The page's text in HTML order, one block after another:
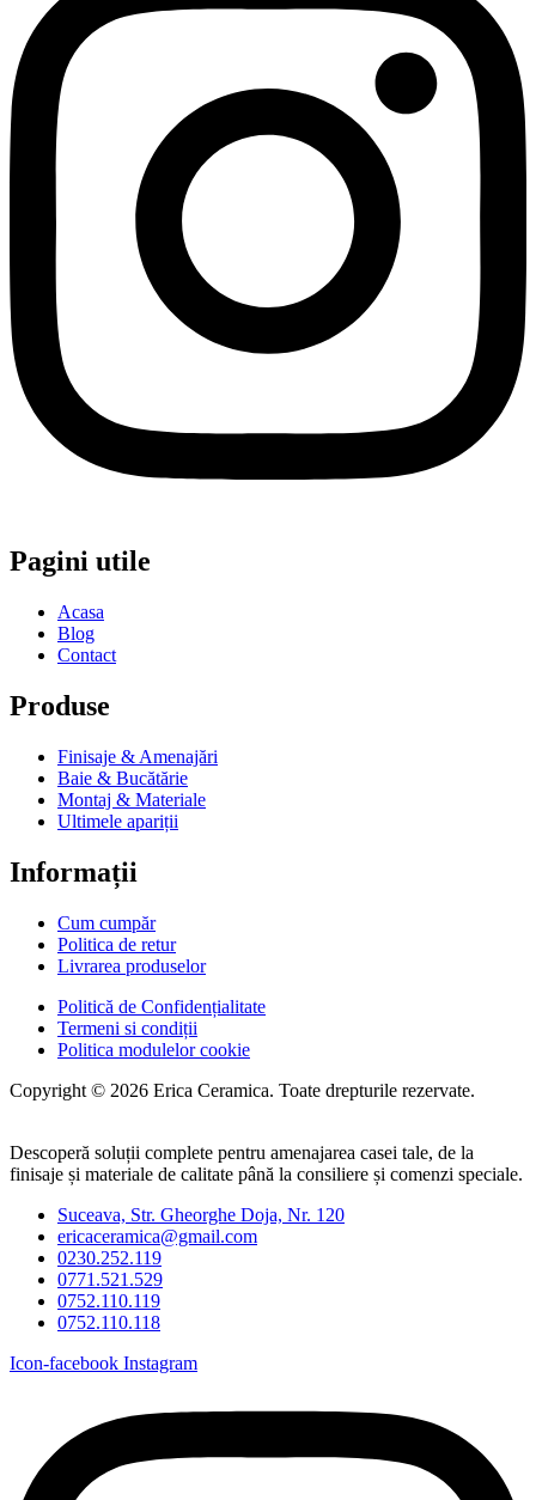
Pagini utile
Acasa
Blog
Contact
Produse
Finisaje & Amenajări
Baie & Bucătărie
Montaj & Materiale
Ultimele apariții
Informații
Cum cumpăr
Politica de retur
Livrarea produselor
Politică de Confidențialitate
Termeni si condiții
Politica modulelor cookie
Copyright © 2026 Erica Ceramica. Toate drepturile rezervate.
Descoperă soluții complete pentru amenajarea casei tale, de la
finisaje și materiale de calitate până la consiliere și comenzi speciale.
Suceava, Str. Gheorghe Doja, Nr. 120
ericaceramica@gmail.com
0230.252.119
0771.521.529
0752.110.119
0752.110.118
Icon-facebook Instagram